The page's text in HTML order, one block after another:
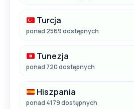
Turcja
ponad 2569 dostępnych
Tunezja
ponad 720 dostępnych
Hiszpania
ponad 4179 dostępnych